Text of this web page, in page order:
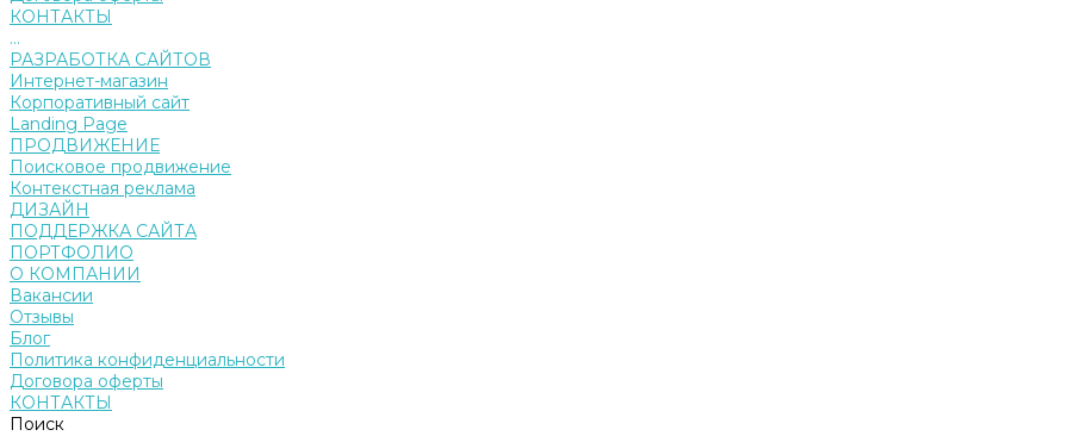
КОНТАКТЫ
...
РАЗРАБОТКА САЙТОВ
Интернет-магазин
Корпоративный сайт
Landing Page
ПРОДВИЖЕНИЕ
Поисковое продвижение
Контекстная реклама
ДИЗАЙН
ПОДДЕРЖКА САЙТА
ПОРТФОЛИО
О КОМПАНИИ
Вакансии
Отзывы
Блог
Политика конфиденциальности
Договора оферты
КОНТАКТЫ
Поиск